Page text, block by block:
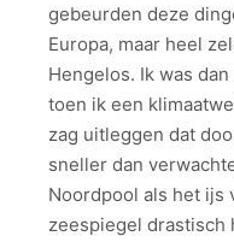
gebeurden deze
Europa, maar heel
Hengelos. Ik was
toen ik een
zag uitleggen dat
sneller dan
Noordpool als het ijs
zeespiegel drastisch